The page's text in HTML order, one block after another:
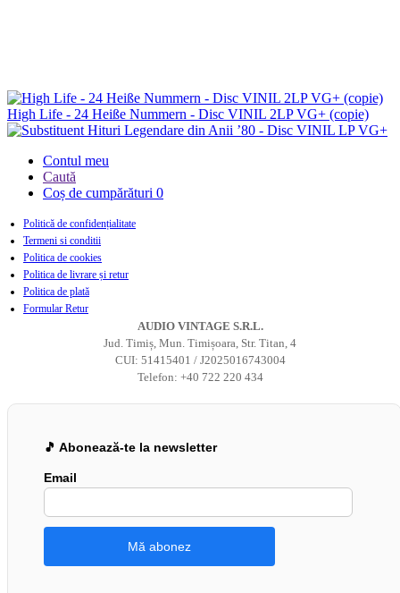
High Life - 24 Heiße Nummern - Disc VINIL 2LP VG+ (copie)
Hituri Legendare din Anii ’80 - Disc VINIL LP VG+
Contul meu
Caută
Coș de cumpărături 0
Politică de confidențialitate
Termeni si conditii
Politica de cookies
Politica de livrare și retur
Politica de plată
Formular Retur
AUDIO VINTAGE S.R.L.
Jud. Timiș, Mun. Timișoara, Str. Titan, 4
CUI: 51415401 / J2025016743004
Telefon: +40 722 220 434
🎵 Abonează-te la newsletter
Email